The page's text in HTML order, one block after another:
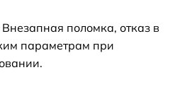
поломка, отказ в
параметрам при